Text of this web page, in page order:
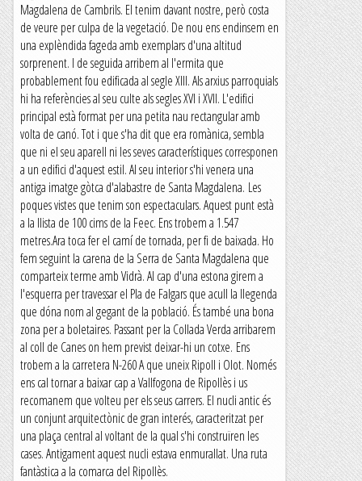
Magdalena de Cambrils. El tenim davant nostre, però costa
de veure per culpa de la vegetació. De nou ens endinsem en
una explèndida fageda amb exemplars d'una altitud
sorprenent. I de seguida arribem al l'ermita que
probablement fou edificada al segle XIII. Als arxius parroquials
hi ha referències al seu culte als segles XVI i XVII. L'edifici
principal està format per una petita nau rectangular amb
volta de canó. Tot i que s'ha dit que era romànica, sembla
que ni el seu aparell ni les seves característiques corresponen
a un edifici d'aquest estil. Al seu interior s'hi venera una
antiga imatge gòtca d'alabastre de Santa Magdalena. Les
poques vistes que tenim son espectaculars. Aquest punt està
a la llista de 100 cims de la Feec. Ens trobem a 1.547
metres.Ara toca fer el camí de tornada, per fi de baixada. Ho
fem seguint la carena de la Serra de Santa Magdalena que
comparteix terme amb Vidrà. Al cap d'una estona girem a
l'esquerra per travessar el Pla de Falgars que acull la llegenda
que dóna nom al gegant de la població. És també una bona
zona per a boletaires. Passant per la Collada Verda arribarem
al coll de Canes on hem previst deixar-hi un cotxe. Ens
trobem a la carretera N-260 A que uneix Ripoll i Olot. Només
ens cal tornar a baixar cap a Vallfogona de Ripollès i us
recomanem que volteu per els seus carrers. El nucli antic és
un conjunt arquitectònic de gran interés, caracteritzat per
una plaça central al voltant de la qual s'hi construïren les
cases. Antigament aquest nucli estava enmurallat. Una ruta
fantàstica a la comarca del Ripollès.